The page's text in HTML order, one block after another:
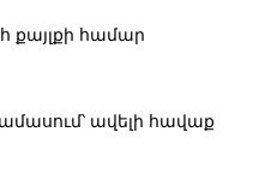
քայլքի համար
՝ ավելի հավաք